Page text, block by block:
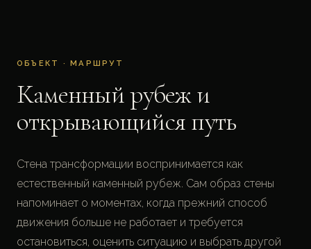
ОБЪЕКТ · МАРШРУТ
Каменный рубеж и
открывающийся путь
Стена трансформации воспринимается как
естественный каменный рубеж. Сам образ стены
напоминает о моментах, когда прежний способ
движения больше не работает и требуется
остановиться, оценить ситуацию и выбрать другой